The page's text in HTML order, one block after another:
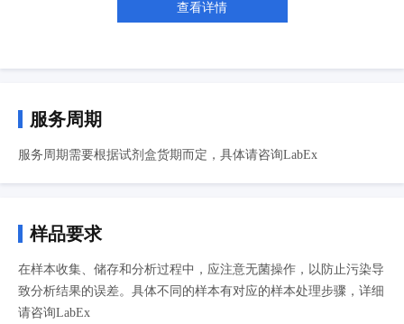
查看详情
服务周期
服务周期需要根据试剂盒货期而定，具体请咨询LabEx
样品要求
在样本收集、储存和分析过程中，应注意无菌操作，以防止污染导
致分析结果的误差。具体不同的样本有对应的样本处理步骤，详细
请咨询LabEx